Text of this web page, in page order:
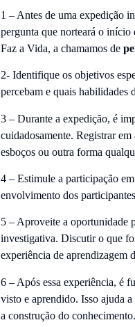
1 – Antes de uma expedição
pergunta que norteará o início
Faz a Vida, a chamamos de
2- Identifique os objetivos
percebam e quais habilidades
3 – Durante a expedição, é
cuidadosamente. Registrar
esboços ou outra forma
4 – Estimule a participação
envolvimento dos
5 – Aproveite a oportunidade
investigativa. Discutir o que
experiência de aprendizagem
6 – Após essa experiência, é
visto e aprendido. Isso ajuda
a construção do conhecimento.